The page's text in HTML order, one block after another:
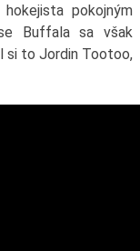
pokojným
Buffala sa však
si to Jordin Tootoo,